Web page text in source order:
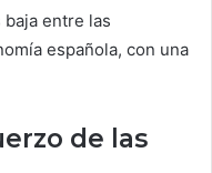
entre las
española, con una
de las